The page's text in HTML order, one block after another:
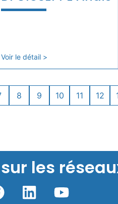
Voir le détail >
8 9 10 11 12
les